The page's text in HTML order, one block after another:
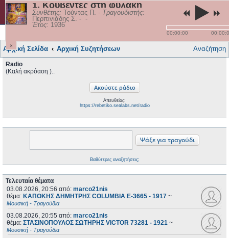
rebetiko.sealabs.net
Σύνδεση
Αρχική Σελίδα Αρχική Συζητήσεων Αναζήτηση
Radio
(Καλή ακρόαση )..
Απευθείας:
https://rebetiko.sealabs.net/radio
Βαθύτερες αναζητήσεις;
Τελευταία θέματα
03.08.2026, 20:56 από: marco21nis
θέμα: ΚΑΠΟΚΗΣ ΔΗΜΗΤΡΗΣ COLUMBIA E-3665 - 1917 ~
Μουσική - Τραγούδια
03.08.2026, 20:55 από: marco21nis
θέμα: ΣΤΑΣΙΝΟΠΟΥΛΟΣ ΣΩΤΗΡΗΣ VICTOR 73281 - 1921 ~
Μουσική - Τραγούδια
×
1. Κουβέντες στη φυλακή
Συνθέτης: Τούντας Π. - Τραγουδιστής:
Περπινιάδης Σ. - -
Έτος: 1936
00:00:00